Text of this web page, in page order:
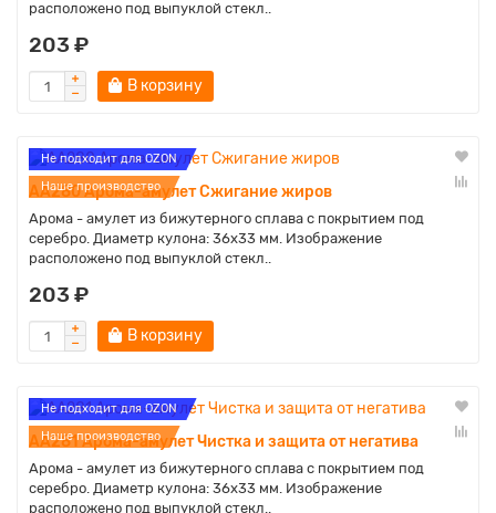
расположено под выпуклой стекл..
203 ₽
В корзину
Не подходит для OZON
Наше производство
AA280 Арома-амулет Сжигание жиров
Арома - амулет из бижутерного сплава с покрытием под
серебро. Диаметр кулона: 36х33 мм. Изображение
расположено под выпуклой стекл..
203 ₽
В корзину
Не подходит для OZON
Наше производство
AA281 Арома-амулет Чистка и защита от негатива
Арома - амулет из бижутерного сплава с покрытием под
серебро. Диаметр кулона: 36х33 мм. Изображение
расположено под выпуклой стекл..